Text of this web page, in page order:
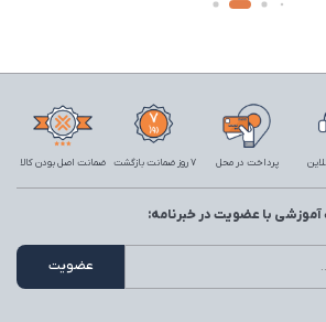
پرداخت در محل 7 روز ضمانت بازگشت ضمانت اصل بودن کالا
با عضویت در خبرنامه: